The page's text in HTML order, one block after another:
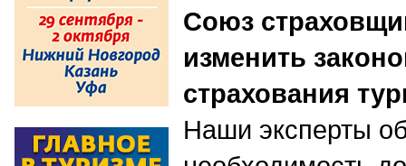
Союз
изменить
страхования
Наши эксперты